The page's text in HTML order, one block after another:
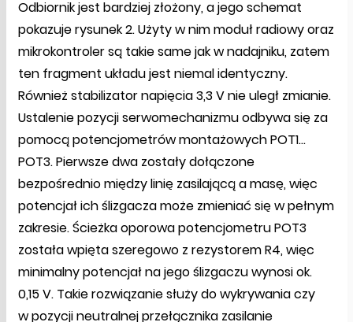
Odbiornik jest bardziej złożony, a jego schemat
pokazuje rysunek 2. Użyty w nim moduł radiowy oraz
mikrokontroler są takie same jak w nadajniku, zatem
ten fragment układu jest niemal identyczny.
Również stabilizator napięcia 3,3 V nie uległ zmianie.
Ustalenie pozycji serwomechanizmu odbywa się za
pomocą potencjometrów montażowych POT1…
POT3. Pierwsze dwa zostały dołączone
bezpośrednio między linię zasilającą a masę, więc
potencjał ich ślizgacza może zmieniać się w pełnym
zakresie. Ścieżka oporowa potencjometru POT3
została wpięta szeregowo z rezystorem R4, więc
minimalny potencjał na jego ślizgaczu wynosi ok.
0,15 V. Takie rozwiązanie służy do wykrywania czy
w pozycji neutralnej przełącznika zasilanie